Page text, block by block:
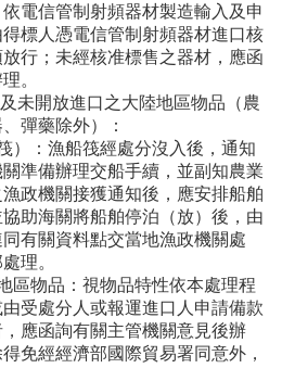
電信管制射頻器材製造輸入及申
標人憑電信管制射頻器材進口核
行；未經核准標售之器材，應函
。
未開放進口之大陸地區物品（農
彈藥除外）：
）：漁船筏經處分沒入後，通知
準備辦理交船手續，並副知農業
政機關接獲通知後，應安排船舶
助海關將船舶停泊（放）後，由
有關資料點交當地漁政機關處
理。
區物品：視物品特性依本處理程
受處分人或報運進口人申請備款
應函詢有關主管機關意見後辦
免經經濟部國際貿易署同意外，